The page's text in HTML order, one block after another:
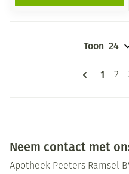
U lees
1 2
Toon
Neem contact met
Apotheek Peeters Ramsel